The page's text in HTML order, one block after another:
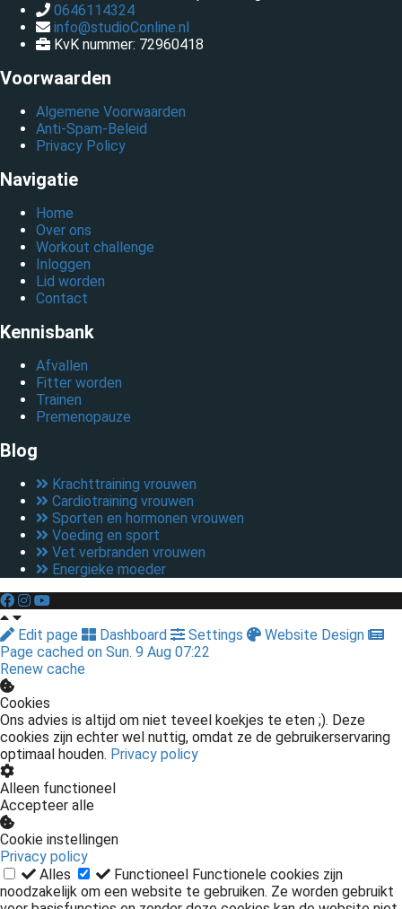
0646114324
info@studioConline.nl
KvK nummer: 72960418
Voorwaarden
Algemene Voorwaarden
Anti-Spam-Beleid
Privacy Policy
Navigatie
Home
Over ons
Workout challenge
Inloggen
Lid worden
Contact
Kennisbank
Afvallen
Fitter worden
Trainen
Premenopauze
Blog
Krachttraining vrouwen
Cardiotraining vrouwen
Sporten en hormonen vrouwen
Voeding en sport
Vet verbranden vrouwen
Energieke moeder
Edit page Dashboard Settings
Website Design
Page cached on Sun. 9 Aug 07:22
Renew cache
Cookies
Ons advies is altijd om niet teveel koekjes te eten ;). Deze
cookies zijn echter wel nuttig, omdat ze de gebruikerservaring
optimaal houden. Privacy policy
Alleen functioneel
Accepteer alle
Cookie instellingen
Privacy policy
Alles
Functioneel Functionele cookies zijn
noodzakelijk om een website te gebruiken. Ze worden gebruikt